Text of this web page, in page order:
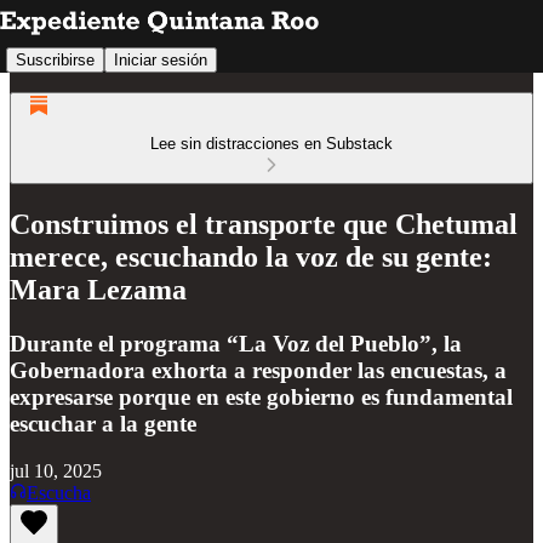
Suscribirse Iniciar sesión
Lee sin distracciones en Substack
Construimos el transporte que Chetumal
merece, escuchando la voz de su gente:
Mara Lezama
Durante el programa “La Voz del Pueblo”, la
Gobernadora exhorta a responder las encuestas, a
expresarse porque en este gobierno es fundamental
escuchar a la gente
jul 10, 2025
Escucha